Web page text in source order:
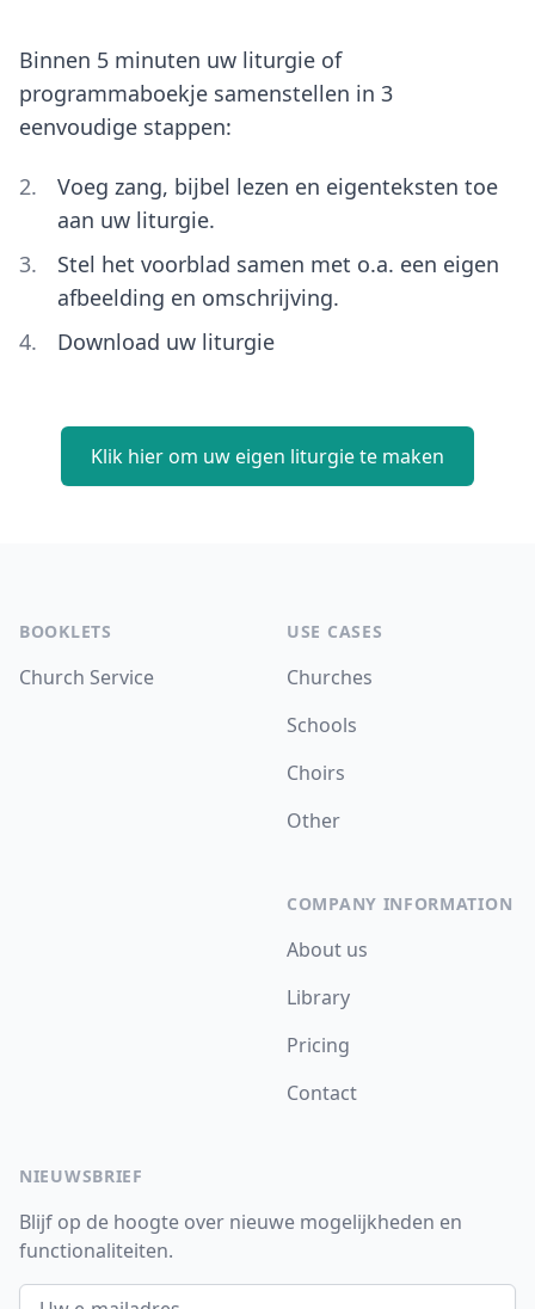
Binnen 5 minuten uw liturgie of
programmaboekje samenstellen in 3
eenvoudige stappen:
Voeg zang, bijbel lezen en eigenteksten toe
aan uw liturgie.
Stel het voorblad samen met o.a. een eigen
afbeelding en omschrijving.
Download uw liturgie
Klik hier om uw eigen liturgie te maken
BOOKLETS
Church Service
USE CASES
Churches
Schools
Choirs
Other
COMPANY INFORMATION
About us
Library
Pricing
Contact
NIEUWSBRIEF
Blijf op de hoogte over nieuwe mogelijkheden en
functionaliteiten.
E-mailadres